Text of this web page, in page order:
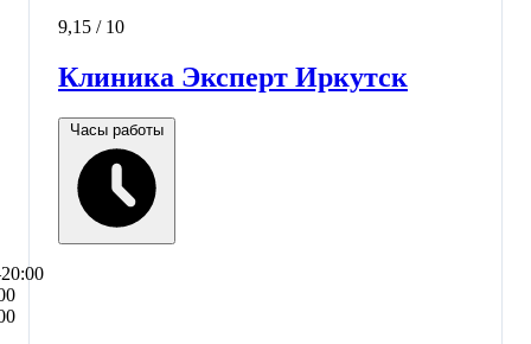
9,15 / 10
Клиника Эксперт Иркутск
Часы работы